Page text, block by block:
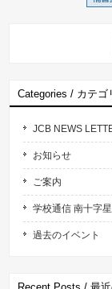
Categories / カテゴ
JCB NEWS
お知らせ
ご案内
学校通信 南十字星
過去のイベント